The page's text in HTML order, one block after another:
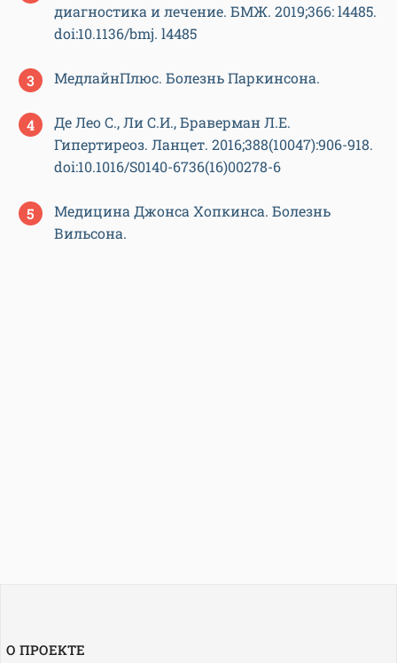
диагностика и лечение. БМЖ. 2019;366: l4485.
doi:10.1136/bmj. l4485
МедлайнПлюс. Болезнь Паркинсона.
Де Лео С., Ли С.И., Браверман Л.Е.
Гипертиреоз. Ланцет. 2016;388(10047):906-918.
doi:10.1016/S0140-6736(16)00278-6
Медицина Джонса Хопкинса. Болезнь
Вильсона.
О ПРОЕКТЕ